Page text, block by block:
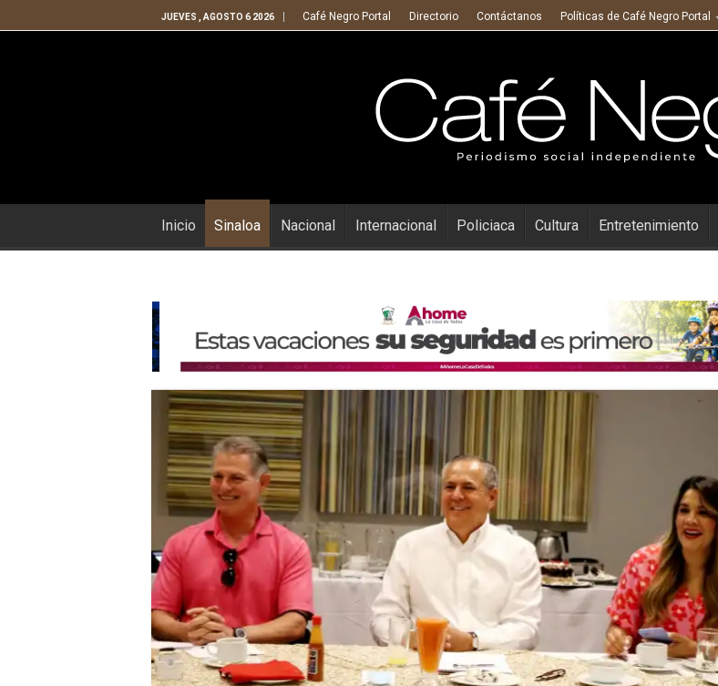
JUEVES , AGOSTO 6 2026 Café Negro Portal Directorio Contáctanos Políticas de Café Negro Portal
Inicio Sinaloa Nacional Internacional Policiaca Cultura Entretenimiento